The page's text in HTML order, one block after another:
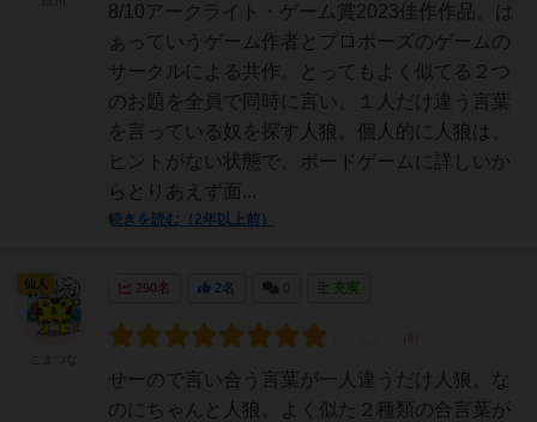
8/10アークライト・ゲーム賞2023佳作作品。は
ぁっていうゲーム作者とプロポーズのゲームの
サークルによる共作。とってもよく似てる２つ
のお題を全員で同時に言い、１人だけ違う言葉
を言っている奴を探す人狼。個人的に人狼は、
ヒントがない状態で、ボードゲームに詳しいか
らとりあえず面...
続きを読む（2年以上前）
290名 2名 充実
せーので言い合う言葉が一人違うだけ人狼。な
のにちゃんと人狼。よく似た２種類の合言葉が
仙人